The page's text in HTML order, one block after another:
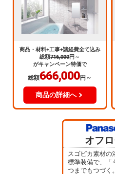
商品・材料+工事+諸経費全て込み
総額716,000円～
がキャンペーン特価で
総額666,000円～
商品の詳細へ
オフ
スゴピカ素材の
標準装備で、「
つまでもつづく。